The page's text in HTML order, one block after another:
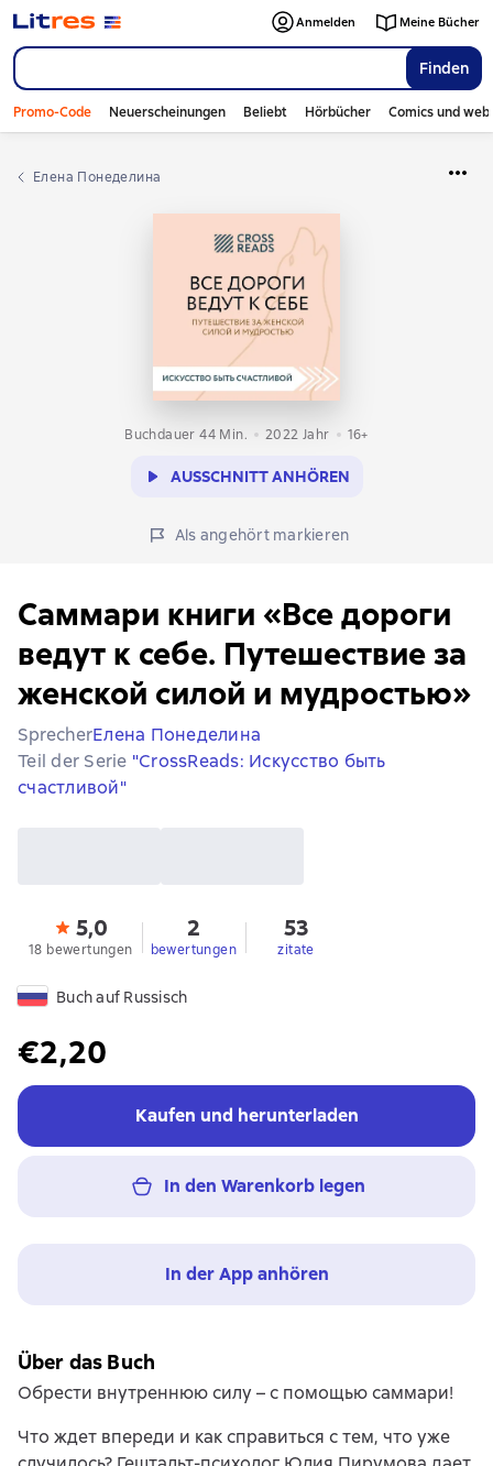
Finden
Anmelden Meine Bücher
Promo-Code Neuerscheinungen Beliebt Hörbücher Comics und
Елена Понеделина
Buchdauer 44 Min. 2022 Jahr 16+
AUSSCHNITT ANHÖREN
Als angehört markieren
Саммари книги «Все дороги
ведут к себе. Путешествие за
женской силой и мудростью»
SprecherЕлена Понеделина
Teil der Serie "CrossReads: Искусство быть
счастливой"
5,0
18 bewertungen
2
bewertungen
53
zitate
Buch auf Russisch
€2,20
Kaufen und herunterladen
In den Warenkorb legen
In der App anhören
Über das Buch
Обрести внутреннюю силу – с помощью саммари!
Что ждет впереди и как справиться с тем, что уже